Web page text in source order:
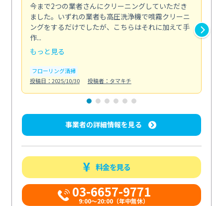
今まで2つの業者さんにクリーニングしていただき
ました。いずれの業者も高圧洗浄機で噴霧クリーニ
ングをするだけでしたが、こちらはそれに加えて手
作...
もっと見る
フローリング清掃
投稿日：2025/10/30
投稿者：タマキチ
事業者の詳細情報を見る
料金を見る
03-6657-9771
9:00～20:00（年中無休）